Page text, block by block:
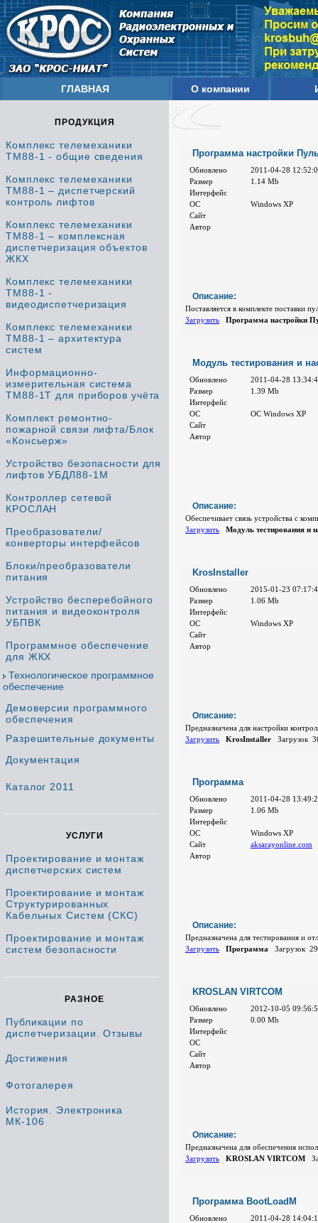
ГЛАВНАЯ
ПРОДУКЦИЯ
Комплекс телемеханики
ТМ88-1 - общие сведения
Комплекс телемеханики
ТМ88-1 – диспетчерский
контроль лифтов
Комплекс телемеханики
ТМ88-1 – комплексная
диспетчеризация объектов
ЖКХ
Комплекс телемеханики
ТМ88-1 -
видеодиспетчеризация
Комплекс телемеханики
ТМ88-1 – архитектура
систем
Информационно-
измерительная система
ТМ88-1Т для приборов учёта
Комплект ремонтно-
пожарной связи лифта/Блок
«Консьерж»
Устройство безопасности для
лифтов УБДЛ88-1М
Контроллер сетевой
КРОСЛАН
Преобразователи/
конверторы интерфейсов
Блоки/преобразователи
питания
Устройство бесперебойного
питания и видеоконтроля
УБПВК
Программное обеспечение
для ЖКХ
Технологическое программное
обеспечение
Демоверсии программного
обеспечения
Разрешительные документы
Документация
Каталог 2011
УСЛУГИ
Проектирование и монтаж
диспетчерских систем
Проектирование и монтаж
Структурированных
Кабельных Систем (СКС)
Проектирование и монтаж
систем безопасности
РАЗНОЕ
Публикации по
диспетчеризации. Отзывы
Достижения
Фотогалерея
История. Электроника
МК-106
О компании
Программа настройки
Обновлено
2011-04-28
Размер
1.14 Mb
Интерфейс
ОС
Windows XP
Сайт
Автор
Описание:
Поставляется в комплекте поставки
Загрузить
Программа настройки
Модуль тестирования и
Обновлено
2011-04-28
Размер
1.39 Mb
Интерфейс
ОС
ОС Windows XP
Сайт
Автор
Описание:
Обеспечивает связь устройства с
Загрузить
Модуль тестирования и
KrosInstaller
Обновлено
2015-01-23
Размер
1.06 Mb
Интерфейс
ОС
Windows XP
Сайт
Автор
Описание:
Предназначена для настройки
Загрузить
KrosInstaller Загрузок
Программа
Обновлено
2011-04-28
Размер
1.06 Mb
Интерфейс
ОС
Windows XP
Сайт
aksarayonline.com
Автор
Описание:
Предназначена для тестирования и
Загрузить
Программа Загрузок
KROSLAN VIRTCOM
Обновлено
2012-10-05
Размер
0.00 Mb
Интерфейс
ОС
Сайт
Автор
Описание:
Предназначена для обеспечения
Загрузить
KROSLAN VIRTCOM
Программа BootLoadM
Обновлено
2011-04-28